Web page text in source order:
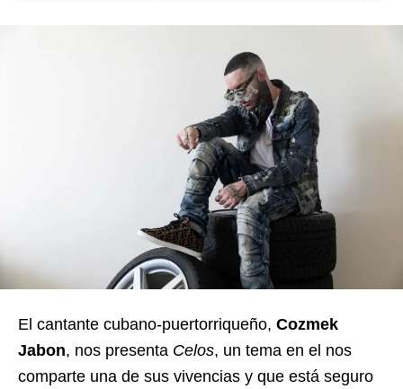
El cantante cubano-puertorriqueño, Cozmek
Jabon, nos presenta Celos, un tema en el nos
comparte una de sus vivencias y que está seguro